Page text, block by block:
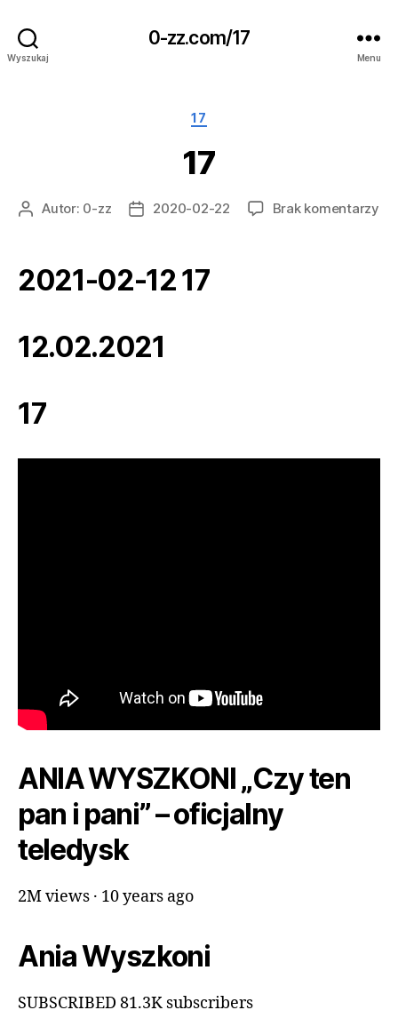
Wyszukaj
0-zz.com/17
Menu
Kategorie
17
17
AutorAutor: 0-zz
Data2020-02-22 Brak komentarzydo
2021-02-12 17
12.02.2021
17
ANIA WYSZKONI „Czy ten
pan i pani” – oficjalny
teledysk
2M views · 10 years ago
Ania Wyszkoni
SUBSCRIBED 81.3K subscribers